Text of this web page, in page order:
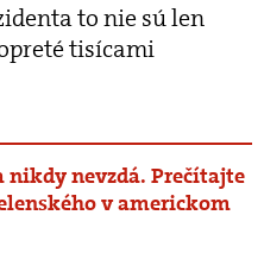
to nie sú len
tisícami
nikdy nevzdá. Prečítajte
v americkom